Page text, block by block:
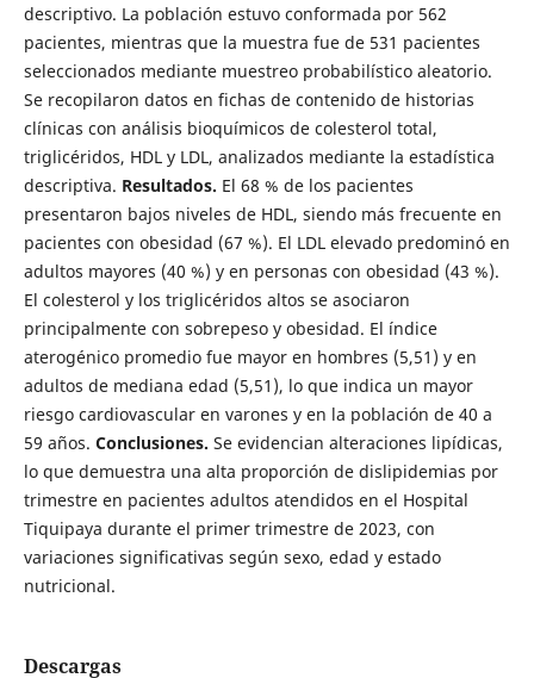
descriptivo. La población estuvo conformada por 562
pacientes, mientras que la muestra fue de 531 pacientes
seleccionados mediante muestreo probabilístico aleatorio.
Se recopilaron datos en fichas de contenido de historias
clínicas con análisis bioquímicos de colesterol total,
triglicéridos, HDL y LDL, analizados mediante la estadística
descriptiva. Resultados. El 68 % de los pacientes
presentaron bajos niveles de HDL, siendo más frecuente en
pacientes con obesidad (67 %). El LDL elevado predominó en
adultos mayores (40 %) y en personas con obesidad (43 %).
El colesterol y los triglicéridos altos se asociaron
principalmente con sobrepeso y obesidad. El índice
aterogénico promedio fue mayor en hombres (5,51) y en
adultos de mediana edad (5,51), lo que indica un mayor
riesgo cardiovascular en varones y en la población de 40 a
59 años. Conclusiones. Se evidencian alteraciones lipídicas,
lo que demuestra una alta proporción de dislipidemias por
trimestre en pacientes adultos atendidos en el Hospital
Tiquipaya durante el primer trimestre de 2023, con
variaciones significativas según sexo, edad y estado
nutricional.
Descargas